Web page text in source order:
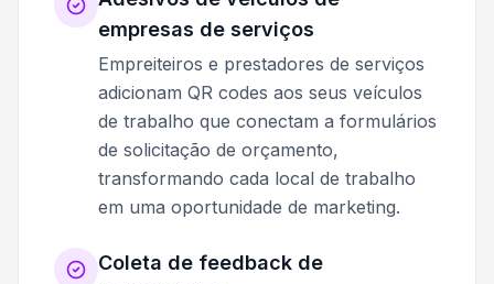
empresas de serviços
Empreiteiros e prestadores de serviços
adicionam QR codes aos seus veículos
de trabalho que conectam a formulários
de solicitação de orçamento,
transformando cada local de trabalho
em uma oportunidade de marketing.
Coleta de feedback de